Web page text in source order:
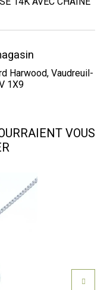
Harwood, Vaudreuil-
1X9
VOUS